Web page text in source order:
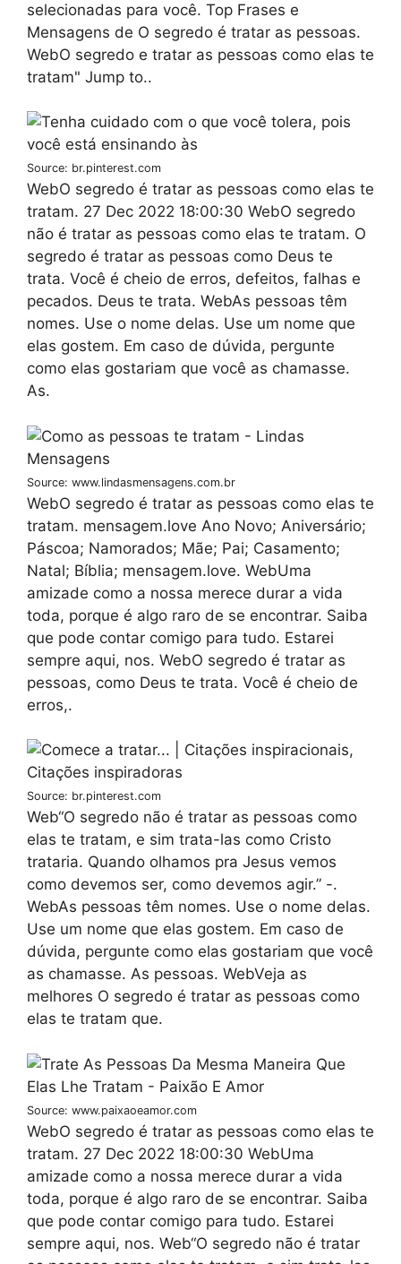
selecionadas para você. Top Frases e
Mensagens de O segredo é tratar as pessoas.
WebO segredo e tratar as pessoas como elas te
tratam" Jump to..
Source: br.pinterest.com
WebO segredo é tratar as pessoas como elas te
tratam. 27 Dec 2022 18:00:30 WebO segredo
não é tratar as pessoas como elas te tratam. O
segredo é tratar as pessoas como Deus te
trata. Você é cheio de erros, defeitos, falhas e
pecados. Deus te trata. WebAs pessoas têm
nomes. Use o nome delas. Use um nome que
elas gostem. Em caso de dúvida, pergunte
como elas gostariam que você as chamasse.
As.
Source: www.lindasmensagens.com.br
WebO segredo é tratar as pessoas como elas te
tratam. mensagem.love Ano Novo; Aniversário;
Páscoa; Namorados; Mãe; Pai; Casamento;
Natal; Bíblia; mensagem.love. WebUma
amizade como a nossa merece durar a vida
toda, porque é algo raro de se encontrar. Saiba
que pode contar comigo para tudo. Estarei
sempre aqui, nos. WebO segredo é tratar as
pessoas, como Deus te trata. Você é cheio de
erros,.
Source: br.pinterest.com
Web“O segredo não é tratar as pessoas como
elas te tratam, e sim trata-las como Cristo
trataria. Quando olhamos pra Jesus vemos
como devemos ser, como devemos agir.” -.
WebAs pessoas têm nomes. Use o nome delas.
Use um nome que elas gostem. Em caso de
dúvida, pergunte como elas gostariam que você
as chamasse. As pessoas. WebVeja as
melhores O segredo é tratar as pessoas como
elas te tratam que.
Source: www.paixaoeamor.com
WebO segredo é tratar as pessoas como elas te
tratam. 27 Dec 2022 18:00:30 WebUma
amizade como a nossa merece durar a vida
toda, porque é algo raro de se encontrar. Saiba
que pode contar comigo para tudo. Estarei
sempre aqui, nos. Web“O segredo não é tratar